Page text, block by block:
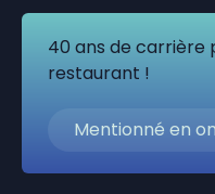
40 ans de carrière
restaurant !
Mentionné en